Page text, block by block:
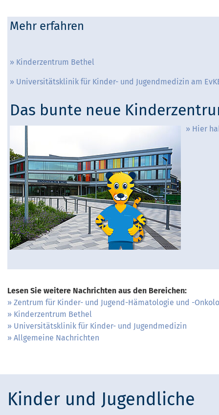
Mehr erfahren
Kinderzentrum Bethel
Universitätsklinik für Kinder- und Jugendmedizin am
Das bunte neue
Hier
Lesen Sie weitere Nachrichten aus den Bereichen:
Zentrum für Kinder- und Jugend-Hämatologie und -
Kinderzentrum Bethel
Universitätsklinik für Kinder- und Jugendmedizin
Allgemeine Nachrichten
Kinder und Jugendliche